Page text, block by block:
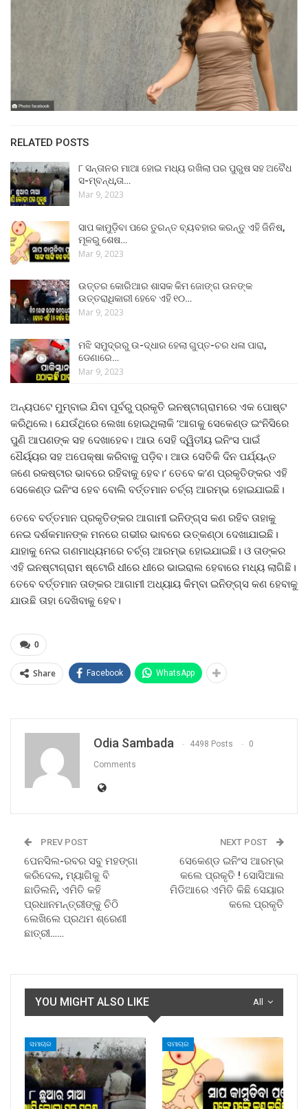
RELATED POSTS
୮ ସନ୍ତାନର ମାଆ ହୋଇ ମଧ୍ୟ ରଖିଲା ପର ପୁରୁଷ ସହ ଅବୈଧ
ସ-ମ୍ବନ୍ଧ,ତା…
Mar 9, 2023
ସାପ କାମୁଡ଼ିବା ପରେ ତୁରନ୍ତ ବ୍ୟବହାର କରନ୍ତୁ ଏହି ଜିନିଷ,
ମୂଳରୁ ଶେଷ…
Mar 9, 2023
ଉତ୍ତର କୋରିଆର ଶାସକ କିମ ଜୋଙ୍ଗ ଉନଙ୍କ
ଉତ୍ତରାଧିକାରୀ ହେବେ ଏହି ୧୦…
Mar 9, 2023
ମଝି ସମୁଦ୍ରରୁ ଉ-ଦ୍ଧାର ହେଲା ଗୁପ୍ତ-ଚର ଧଳା ପାରା,
ଡେଣାରେ…
Mar 9, 2023
ଅନ୍ୟପଟେ ମୁମ୍ବାଇ ଯିବା ପୂର୍ବରୁ ପ୍ରକୃତି ଇନଷ୍ଟାଗ୍ରାମରେ ଏକ ପୋଷ୍ଟ
କରିଥିଲେ। ଯେଉଁଥିରେ ଲେଖା ହୋଇଥିଲାକି ‘ଆଗକୁ ସେକେଣ୍ଡ ଇଂନିସିରେ
ପୁଣି ଆପଣଙ୍କ ସହ ଦେଖାହେବ। ଆଉ ସେହି ଦ୍ୱିତୀୟ ଇନିଂସ ପାଇଁ
ଧୈର୍ୟ୍ୟର ସହ ଅପେକ୍ଷା କରିବାକୁ ପଡ଼ିବ। ଆଉ ସେତିକି ଦିନ ପର୍ଯ୍ୟନ୍ତ
ଜଣେ ରକଷ୍ଟାର ଭାବରେ ରହିବାକୁ ହେବ।’ ତେବେ କ’ଣ ପ୍ରକୃତିଙ୍କର ଏହି
ସେକେଣ୍ଡ ଇନିଂସ ହେବ ବୋଲି ବର୍ତ୍ତମାନ ଚର୍ଚ୍ଚା ଆରମ୍ଭ ହୋଇଯାଇଛି।
ତେବେ ବର୍ତ୍ତମାନ ପ୍ରକୃତିଙ୍କର ଆଗାମୀ ଇନିଙ୍ଗ୍ସ କଣ ରହିବ ତାହାକୁ
ନେଇ ଦର୍ଶକମାନଙ୍କ ମନରେ ଗଭୀର ଭାବରେ ଉତ୍କଣ୍ଠା ଦେଖାଯାଇଛି।
ଯାହାକୁ ନେଇ ଗଣମାଧ୍ୟମରେ ଚର୍ଚ୍ଚା ଆରମ୍ଭ ହୋଇଯାଇଛି। ଓ ତାଙ୍କର
ଏହି ଇନଷ୍ଟାଗ୍ରାମ ଷ୍ଟୋରି ଧୀରେ ଧୀରେ ଭାଇରାଲ ହେବାରେ ମଧ୍ୟ ଲାଗିଛି।
ତେବେ ବର୍ତ୍ତମାନ ତାଙ୍କର ଆଗାମୀ ଅଧ୍ୟାୟ କିମ୍ବା ଇନିଙ୍ଗ୍ସ କଣ ହେବାକୁ
ଯାଉଛି ତାହା ଦେଖିବାକୁ ହେବ।
0
Share Facebook WhatsApp
Odia Sambada 4498 Posts 0
Comments
PREV POST
ପେନସିଲ-ରବର ସବୁ ମହଙ୍ଗା
କରିଦେଲ, ମ୍ୟାଗିକୁ ବି
ଛାଡିଲନି, ଏମିତି କହି
ପ୍ରଧାନମନ୍ତ୍ରୀଙ୍କୁ ଚିଠି
ଲେଖିଲେ ପ୍ରଥମ ଶ୍ରେଣୀ
ଛାତ୍ରୀ……
NEXT POST
ସେକେଣ୍ଡ ଇନିଂସ ଆରମ୍ଭ
କଲେ ପ୍ରକୃତି ! ସୋସିଆଲ
ମିଡିଆରେ ଏମିତି କିଛି ସେୟାର
କଲେ ପ୍ରକୃତି
All
YOU MIGHT ALSO LIKE
ସମାଚାର ସମାଚାର